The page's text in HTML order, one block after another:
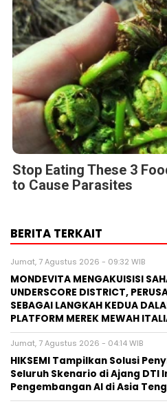
Stop Eating These 3
to Cause Parasites
BERITA TERKAIT
Jumat, 7 Agustus 2026 - 09:32 WIB
MONDEVITA MENGAKUISISI
UNDERSCORE DISTRICT,
SEBAGAI LANGKAH KEDUA
PLATFORM MEREK MEWAH
Jumat, 7 Agustus 2026 - 04:14 WIB
HIKSEMI Tampilkan Solusi
Seluruh Skenario di Ajang DTI
Pengembangan AI di Asia